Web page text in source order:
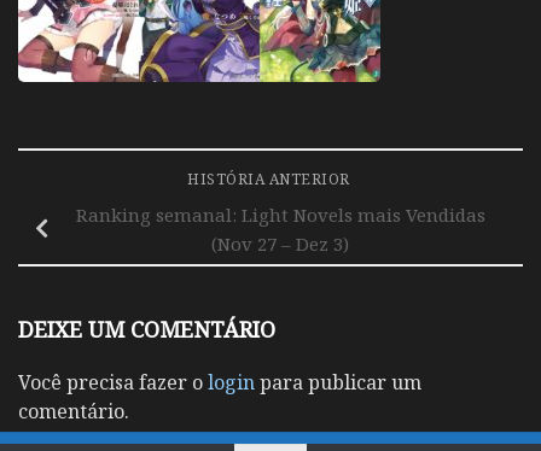
HISTÓRIA ANTERIOR
Ranking semanal: Light Novels mais Vendidas
(Nov 27 – Dez 3)
DEIXE UM COMENTÁRIO
Você precisa fazer ologinpara publicar um
comentário.